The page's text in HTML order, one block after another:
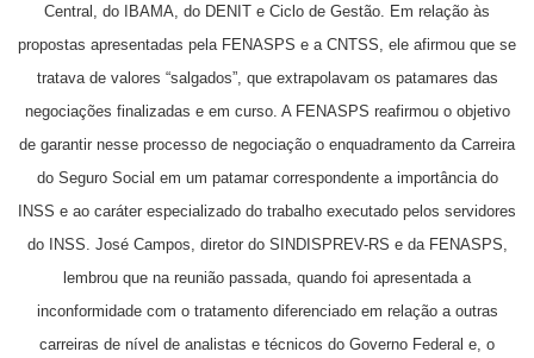
Central, do IBAMA, do DENIT e Ciclo de Gestão. Em relação às
propostas apresentadas pela FENASPS e a CNTSS, ele afirmou que se
tratava de valores “salgados”, que extrapolavam os patamares das
negociações finalizadas e em curso. A FENASPS reafirmou o objetivo
de garantir nesse processo de negociação o enquadramento da Carreira
do Seguro Social em um patamar correspondente a importância do
INSS e ao caráter especializado do trabalho executado pelos servidores
do INSS. José Campos, diretor do SINDISPREV-RS e da FENASPS,
lembrou que na reunião passada, quando foi apresentada a
inconformidade com o tratamento diferenciado em relação a outras
carreiras de nível de analistas e técnicos do Governo Federal e, o